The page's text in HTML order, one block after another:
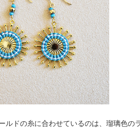
ルドの糸に合わせているのは、瑠璃色の